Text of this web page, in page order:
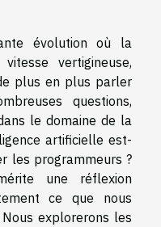
évolution où la
vertigineuse,
plus en plus parler
questions,
le domaine de la
artificielle est-
les programmeurs ?
une réflexion
ce que nous
explorerons les